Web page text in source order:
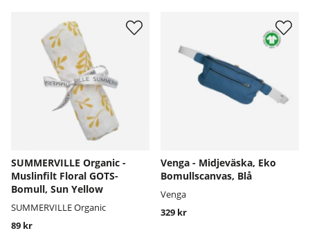
SUMMERVILLE Organic -
Muslinfilt Floral GOTS-
Bomull, Sun Yellow
SUMMERVILLE Organic
89 kr
Venga - Midjeväska, Eko
Bomullscanvas, Blå
Venga
329 kr